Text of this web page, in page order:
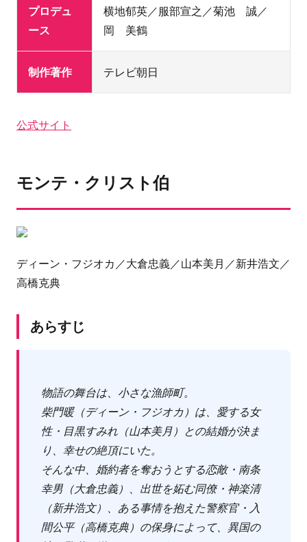
プロデュ
ース
横地郁英／服部宣之／菊池 誠／
岡 美鶴
制作著作 テレビ朝日
公式サイト
モンテ・クリスト伯
ディーン・フジオカ／大倉忠義／山本美月／新井浩文／
高橋克典
あらすじ
物語の舞台は、小さな漁師町。
柴門暖（ディーン・フジオカ）は、愛する女
性・目黒すみれ（山本美月）との結婚が決ま
り、幸せの絶頂にいた。
そんな中、婚約者を奪おうとする恋敵・南条
幸男（大倉忠義）、出世を妬む同僚・神楽清
（新井浩文）、ある事情を抱えた警察官・入
間公平（高橋克典）の保身によって、異国の